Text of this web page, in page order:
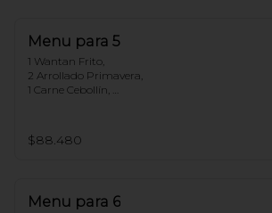
Menu para 5
1 Wantan Frito,
2 Arrollado Primavera,
1 Carne Cebollín,
1 Arrollado de Marisco,
1 Pollo Cebollín,
$88.480
Menu para 6